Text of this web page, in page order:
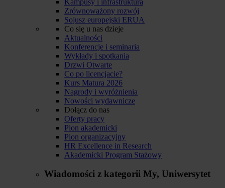
Zrównoważony rozwój
Sojusz europejski ERUA
Co się u nas dzieje
Aktualności
Konferencje i seminaria
Wykłady i spotkania
Drzwi Otwarte
Co po licencjacie?
Kurs Matura 2026
Nagrody i wyróżnienia
Nowości wydawnicze
Dołącz do nas
Oferty pracy
Pion akademicki
Pion organizacyjny
HR Excellence in Research
Akademicki Program Stażowy
Wiadomości z kategorii My, Uniwersytet